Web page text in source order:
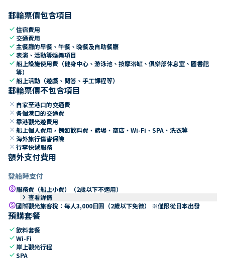
郵輪票價包含項目
check住宿費用
check 交通費用
check 主餐廳的早餐、午餐、晚餐及自助餐廳
check表演、活動等娛樂項目
check船上設施使用費（健身中心、游泳池、按摩浴缸、俱樂部休息室、圖書館
等）
check船上活動（遊戲、問答、手工課程等）
郵輪票價不包含項目
close 自家至港口的交通費
close 各個港口的交通費
close 靠港觀光遊費用
close 船上個人費用，例如飲料費、賭場、商店、Wi-Fi、SPA、洗衣等
close 海外旅行傷害保險
close 行李快遞服務
額外支付費用
登船時支付
paid服務費（船上小費）（2歲以下不適用）
keyboard_arrow_right 查看詳情
paid國際觀光旅客稅：每人3,000日圓（2歲以下免徵） ※僅限從日本出發
預購套餐
check飲料套餐
checkWi-Fi
check 岸上觀光行程
checkSPA